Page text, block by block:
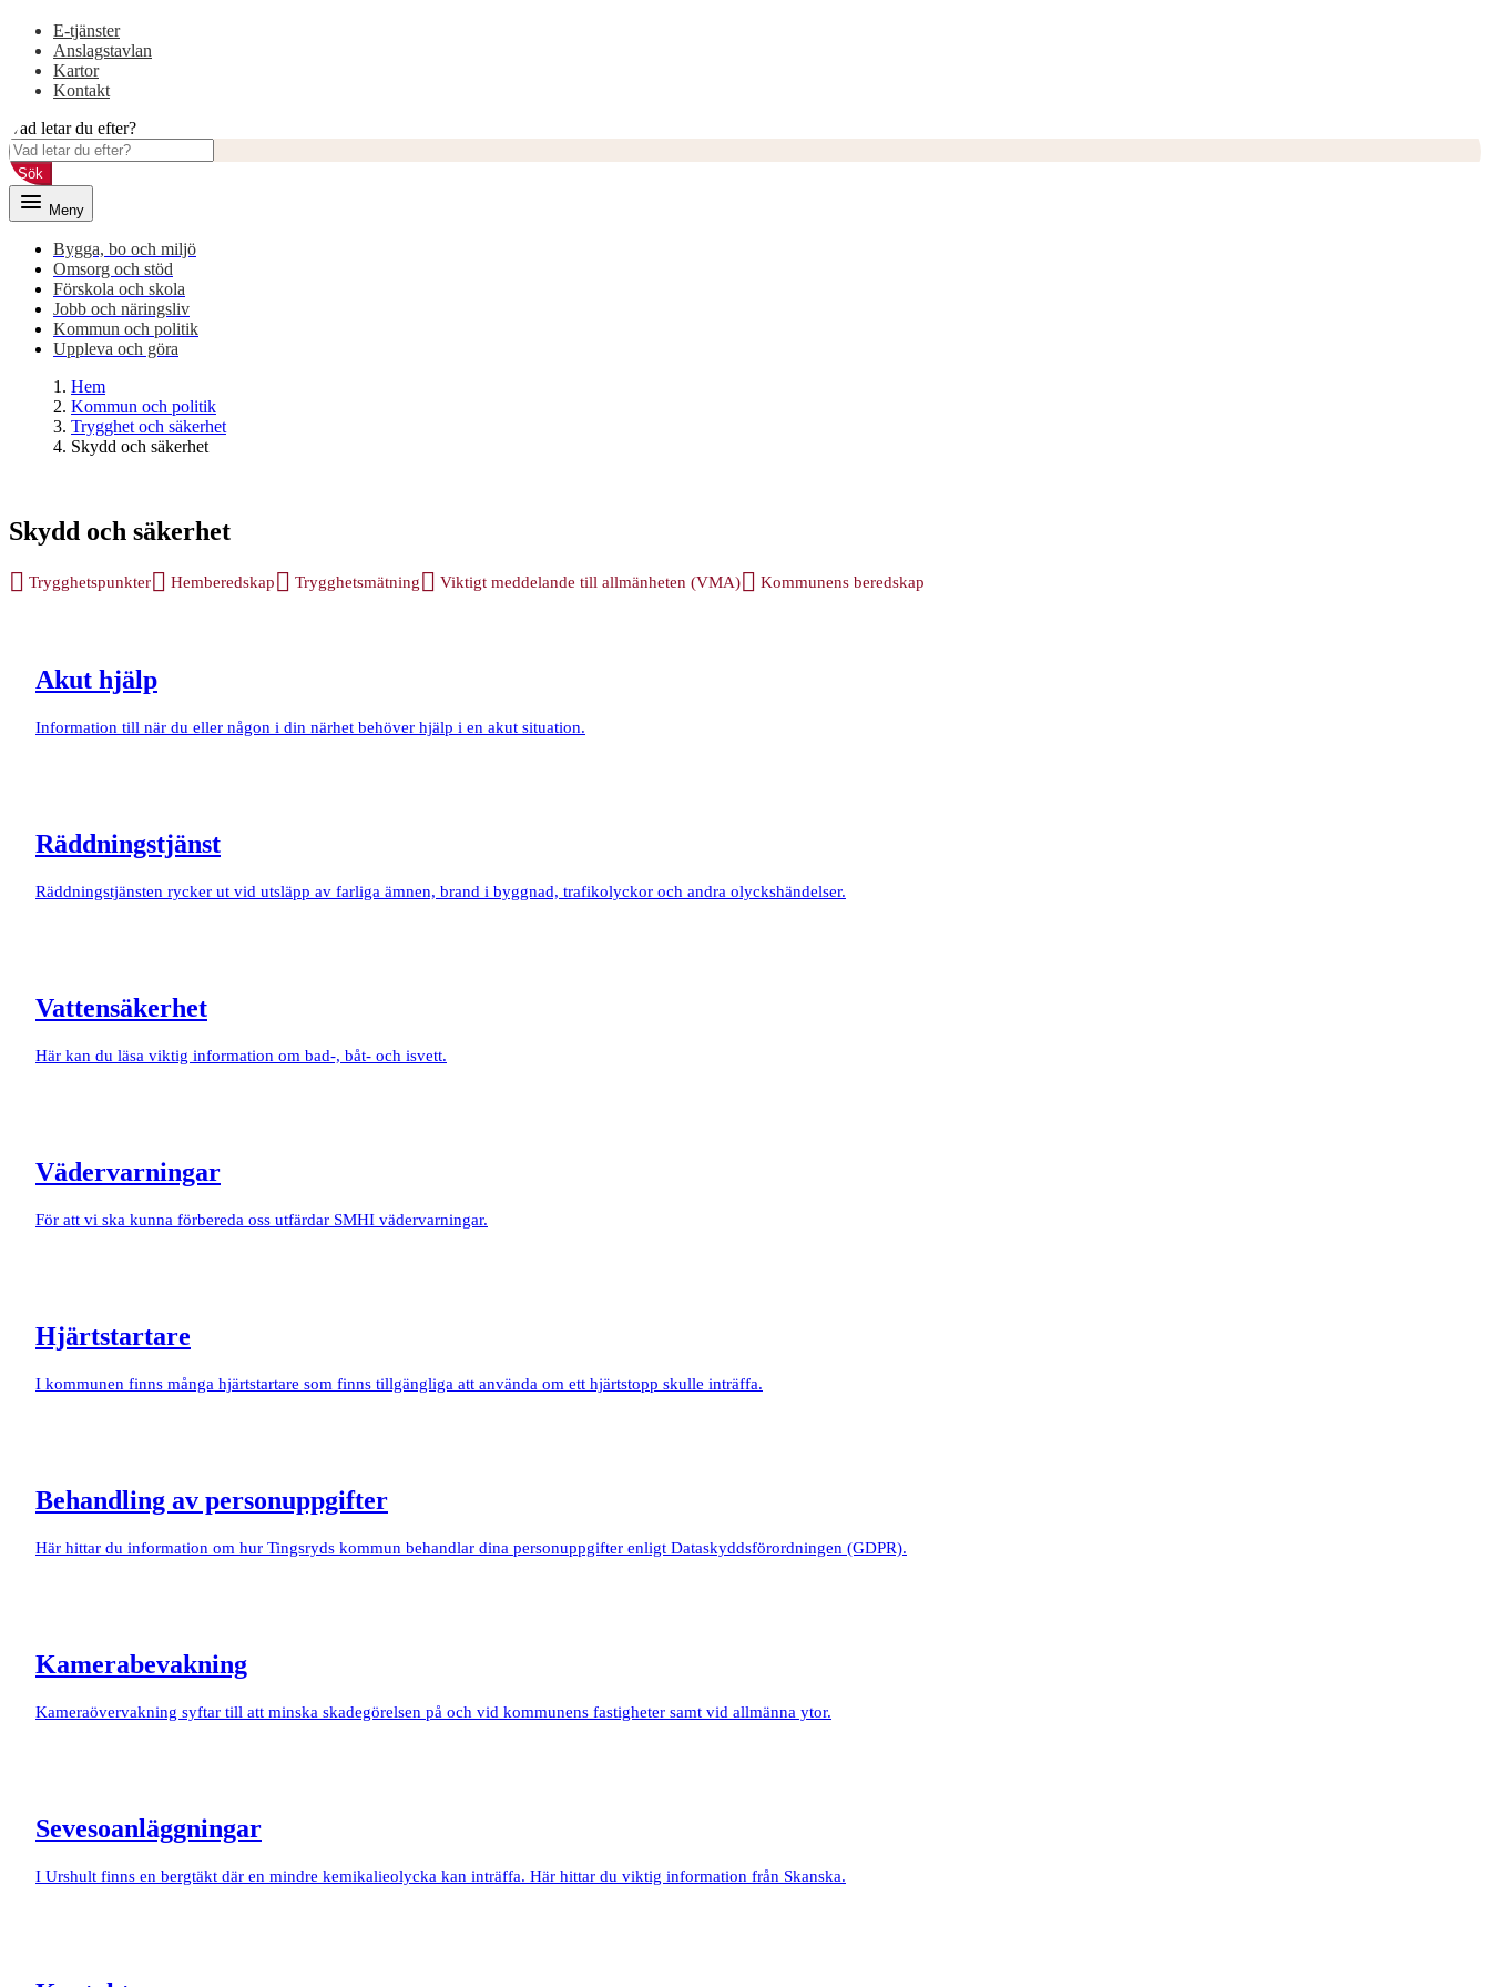
E-tjänster
Anslagstavlan
Kartor
Kontakt
Vad letar du efter?
Sök
Meny
Bygga, bo och miljö
Omsorg och stöd
Förskola och skola
Jobb och näringsliv
Kommun och politik
Uppleva och göra
Hem
Kommun och politik
Trygghet och säkerhet
Skydd och säkerhet
Skydd och säkerhet
Trygghetspunkter Hemberedskap Trygghetsmätning Viktigt meddelande till allmänheten (VMA) Kommunens beredskap
Akut hjälp
Information till när du eller någon i din närhet behöver hjälp i en akut situation.
Räddningstjänst
Räddningstjänsten rycker ut vid utsläpp av farliga ämnen, brand i byggnad, trafikolyckor och andra olyckshändelser.
Vattensäkerhet
Här kan du läsa viktig information om bad-, båt- och isvett.
Vädervarningar
För att vi ska kunna förbereda oss utfärdar SMHI vädervarningar.
Hjärtstartare
I kommunen finns många hjärtstartare som finns tillgängliga att använda om ett hjärtstopp skulle inträffa.
Behandling av personuppgifter
Här hittar du information om hur Tingsryds kommun behandlar dina personuppgifter enligt Dataskyddsförordningen (GDPR).
Kamerabevakning
Kameraövervakning syftar till att minska skadegörelsen på och vid kommunens fastigheter samt vid allmänna ytor.
Sevesoanläggningar
I Urshult finns en bergtäkt där en mindre kemikalieolycka kan inträffa. Här hittar du viktig information från Skanska.